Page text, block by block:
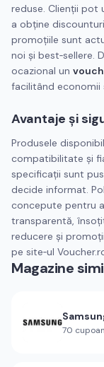
reduse. Clienții pot
a obține
promoțiile sunt
noi și best‑sellere.
ocazional un
facilitând economii
Avantaje și
Produsele
compatibilitate și
specificații sunt
decide informat.
concepute pentru
transparentă,
reducere și
pe site‑ul
Magazine
70